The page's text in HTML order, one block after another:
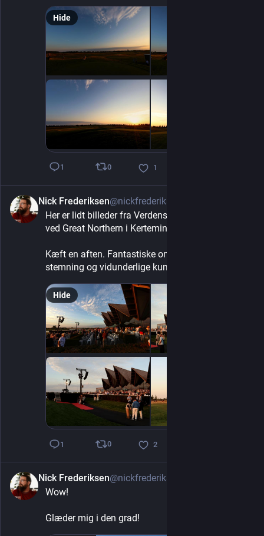
Hide
1 0 1
Nick Frederiksen@nickfrederiksen
Her er lidt billeder fra Verdensballetten i går aftes
ved Great Northern i Kerteminde.
Kæft en aften. Fantastiske omgivelser, god
stemning og vidunderlige kunstnere.
Hide
1 0 2
Nick Frederiksen@nickfrederiksen
Wow!
Glæder mig i den grad!